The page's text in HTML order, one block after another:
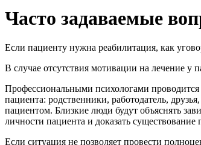
Часто задаваемые
Если пациенту нужна реабилитация, как
В случае отсутствия мотивации на лечение у
Профессиональными психологами
пациента: родственники, работодатель,
пациентом. Близкие люди будут объяснять
личности пациента и доказать
Если ситуация не позволяет провести